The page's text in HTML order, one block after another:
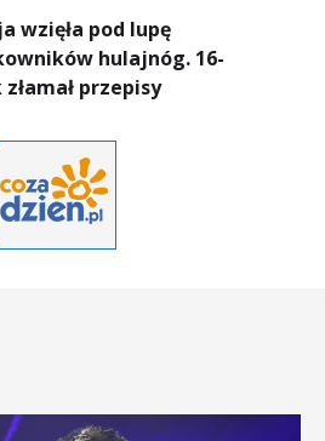
wzięła pod lupę
hulajnóg. 16-
przepisy